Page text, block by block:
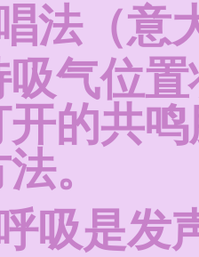
法（意
气位
的共
。
吸是发